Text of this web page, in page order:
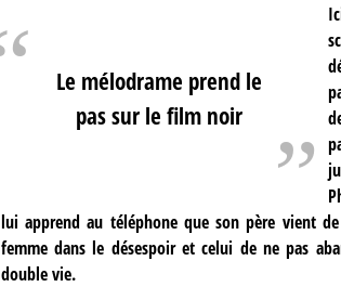
Le mélodrame prend le
pas sur le film noir
lui apprend au téléphone que son père vient
femme dans le désespoir et celui de ne pas
double vie.